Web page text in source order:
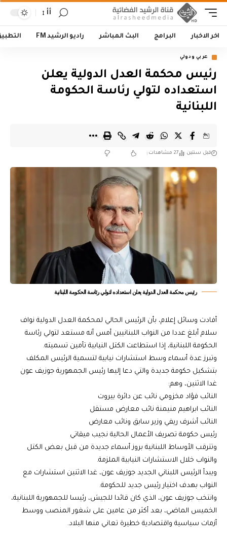
أأ
اخر الاخبار البرامج البث المباشر راديو الرشيد FM
عربي ودولي
رئيس محكمة العدل الدولية يعلن
استعداده لتولي رئاسة الحكومة
اللبنانية
قبل سنتين 27 مشاهدات
رئيس محكمة العدل الدولية يعلن استعداده لتولي رئاسة الحكومة اللبنانية
أفادت وسائل إعلام، بأن الرئيس الحالي لمحكمة العدل الدولية نواف
سلام أبلغ عددا من النواب اللبنانيين أمس أنه مستعد لتولي رئاسة
الحكومة اللبنانية، إذا استطاعت الكتل النيابية تأمين تسميته.
وتبرز عدة أسماء وسط استشارات نيابية لتسمية الرئيس المكلف
بتشكيل حكومة جديدة والتي دعا إليها رئيس الجمهورية جوزيف عون
غدا الاثنين، وهم:
النائب فؤاد مخزومي نائب عن دائرة بيروت
النائب ابراهيم منيمنة نائب معارض مستقل
النائب أشرف ريفي وزير سابق ونائب معارض
رئيس حكومة تصريف الأعمال الحالية نجيب ميقاتي
وتترقب الأوساط اللبنانية بروز أسماء جديدة من قبل بعض الكتل
والنواب خلال الاستشارات النيابية الملزمة.
ويبدأ الرئيس اللبناني الجديد جوزيف عون، غدا الاثنين استشارات مع
النواب بهدف اختيار رئيس جديد للحكومة.
وانتخب جوزيف عون، الذي كان قائدا للجيش، رئيسا للجمهورية اللبنانية،
الخميس الماضي، بعد أكثر من عامين على شغور المنصب ووسط
أزمات سياسية واقتصادية خطيرة تعاني منها البلاد.